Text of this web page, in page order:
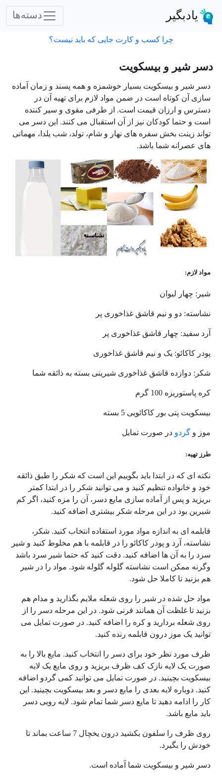
یادبگیر دسته‌ها
چرا کسب و کارت جایی که باید نیست؟
دسر شیر و بیسکویت
دسر شیر و بیسکویت بسیار خوشمزه و همه پسند و زمان آماده
سازی آن کوتاه است در ضمن مواد لازم برای تهیه آن در
دسترس و ارزان قیمت است. از طرفی مقوی و سیر کننده
است و حتما کودکان نیز از آن استقبال می کنند. این دسر می
تواند زینت بخش سفره های نهار و شام، تولد، شب یلدا، مهمانی
های عصرانه شما باشد.
مواد لازم:
شیر: چهار لیوان
نشاسته: دو و نیم قاشق غذاخوری پر
آرد سفید: چهار قاشق غذاخوری پر
پودر کاکائو: یک و نیم قاشق غذاخوری
شکر: دوازده قاشق غذاخوری شیرینی بسته به ذائقه شما
کره پاستوریزه 100 گرم
بیسکویت پتی بور کاکائویی 5 بسته
موز و گردو در صورت تمایل
طرز تهیه:
نکته ای که در ابتدا باید بگوییم این است که شکر را طبق ذائقه
خود و خانواده تنظیم کنید و می توانید شکر را در ابتدا کمتر
بریزید و پس از آماده سازی مایع دسر، آن را مزه کنید، اگر کم
شیرین بود در این مرحله شکر بیشتری اضافه کنید.
قابلمه ای به اندازه مواد مورد استفاده انتخاب کنید. شکر،
نشاسته، آرد و پودر کاکائو را در قابلمه با هم مخلوط کنید و شیر
سرد را به آن ها اضافه کنید. دقت کنید که حتما شیر سرد باشد
وگرنه ممکن است نشاسته گلوله گلوله شود. مواد را در شیر
هم بزنید تا کاملا حل شود.
مواد حل شده در شیر را روی شعله ملایم بگذارید و مدام هم
بزنید تا غلظت آن همانند فرنی شود. در این مرحله دسر را از
روی شعله بردارید و کره را اضافه کنید. در صورت تمایل می
توانید یک موز درون قابلمه رنده کنید.
ظرف مورد نظر خود برای دسر را انتخاب کنید. مایع بالا را به
صورت یک لایه نازک کف ظرف بریزید و روی مایع یک لایه
بیسکویت بچینید. در صورت تمایل می توانید کمی گردو اضافه
کنید. دوباره لایه بعدی را مایع دسر و بعد بیسکویت بچینید. این
کار را ادامه دهید تا مایع دسر شما تمام شود. لایه رویی دسر
باید مایع باشد.
روی ظرف را سلفون بکشید درون یخچال 7 ساعت بماند تا
خودش را بگیرد.
دسر شیر و بیسکویت شما آماده است.